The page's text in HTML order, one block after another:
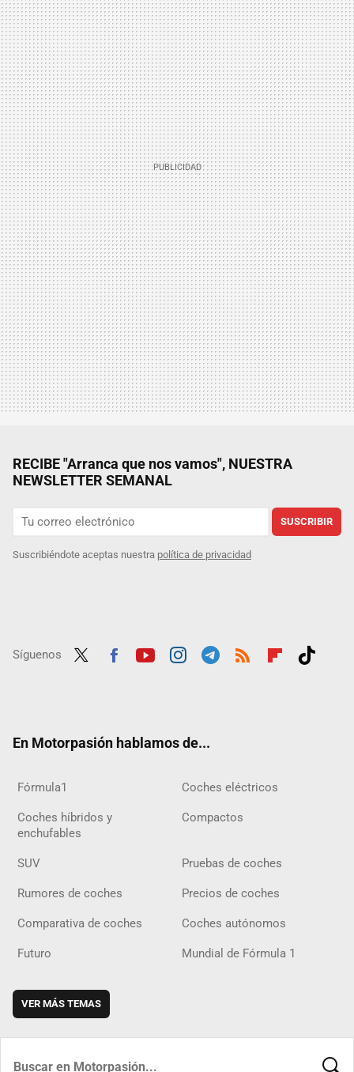
RECIBE "Arranca que nos vamos", NUESTRA
NEWSLETTER SEMANAL
SUSCRIBIR
Suscribiéndote aceptas nuestra política de privacidad
Síguenos
En Motorpasión hablamos de...
Fórmula1 Coches eléctricos
Coches híbridos y
enchufables
Compactos
SUV Pruebas de coches
Rumores de coches Precios de coches
Comparativa de coches Coches autónomos
Futuro Mundial de Fórmula 1
VER MÁS TEMAS